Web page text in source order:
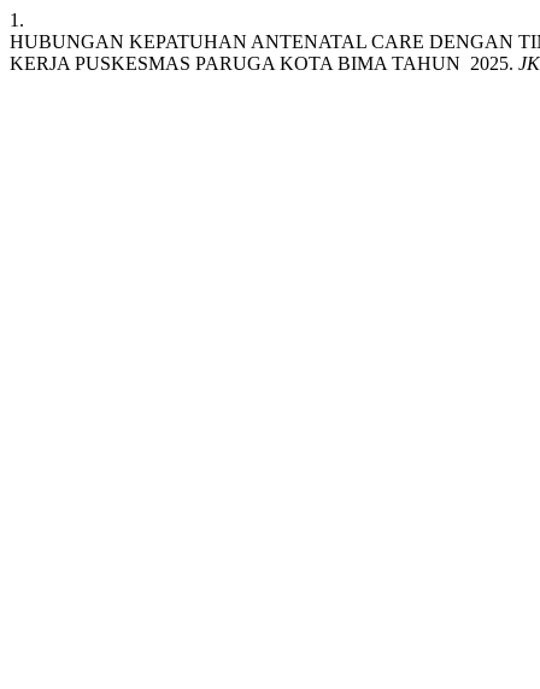
1.
HUBUNGAN KEPATUHAN ANTENATAL CARE DENGAN
KERJA PUSKESMAS PARUGA KOTA BIMA TAHUN 2025.